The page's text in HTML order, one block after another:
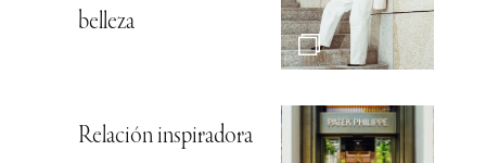
belleza
Relación inspiradora